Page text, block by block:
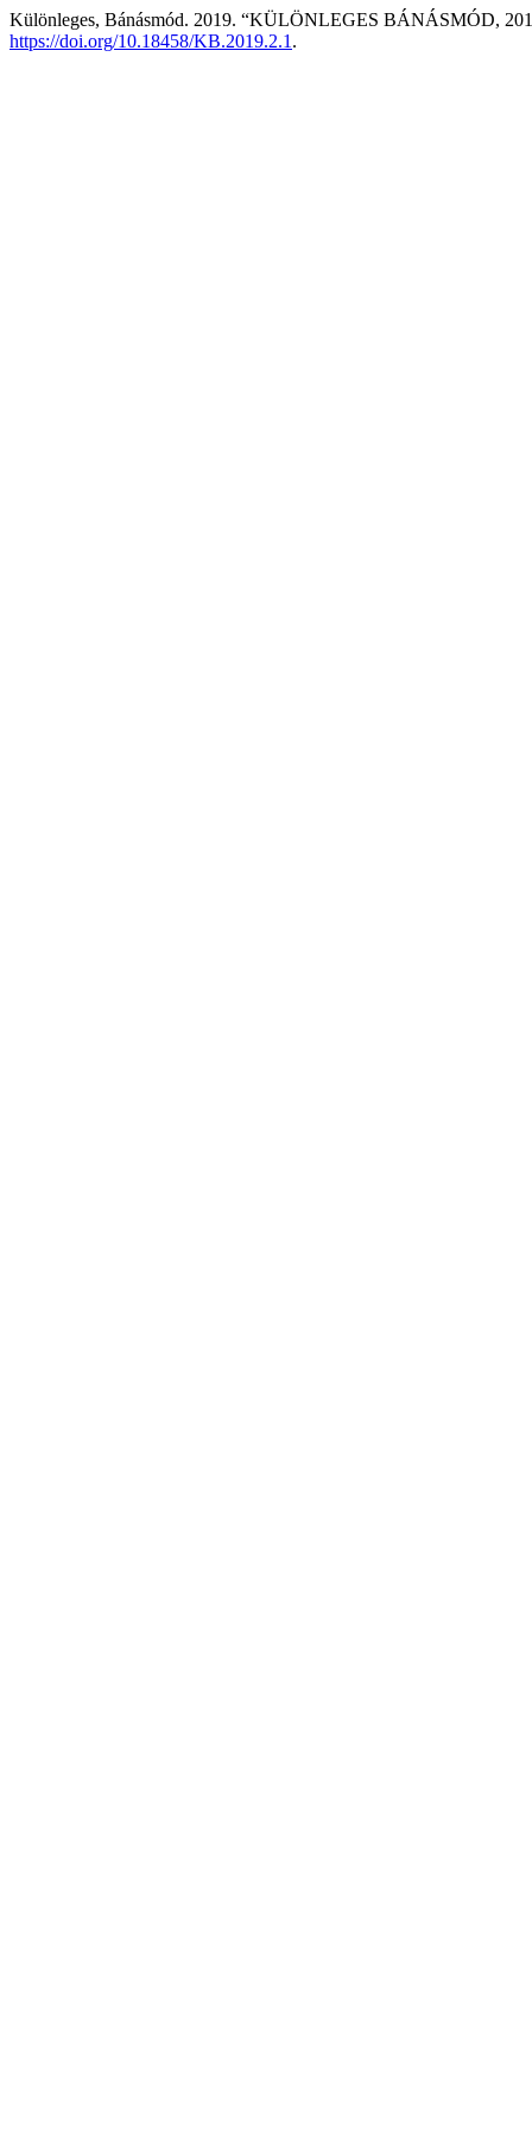
Különleges, Bánásmód. 2019. “KÜLÖNLEGES BÁNÁSMÓD,
https://doi.org/10.18458/KB.2019.2.1 .